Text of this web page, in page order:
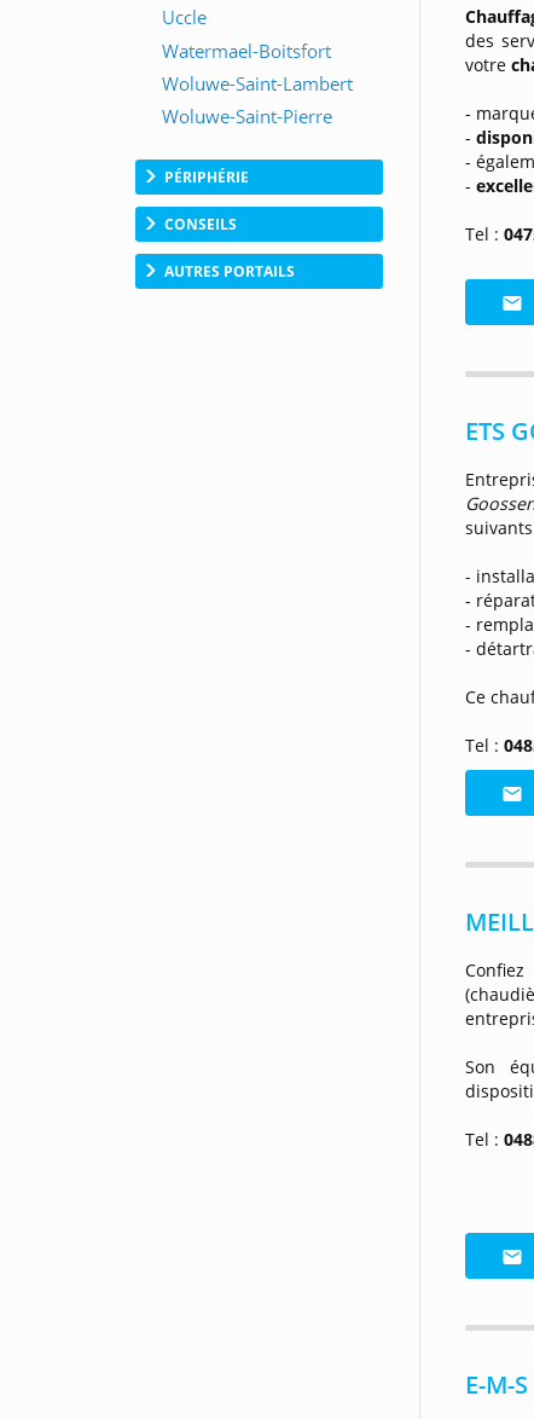
PÉRIPHÉRIE
CONSEILS
AUTRES PORTAILS
des
votre
-
-
-
-
Tel :
ETS
-
-
-
-
Ce
Tel :
Son
Tel :
E-M-